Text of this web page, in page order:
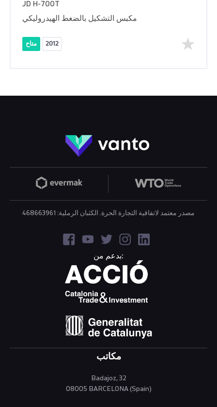
JD H-700T
مكبس التشكيل بالضغط الهيدروليكي
متاح 2012
مصدر معتمد لاتفاقية التجارة الحرة. الكثبان الرملية: 468663961
بدعم من:
مكاتب
Badajoz, 32
08005 BARCELONA (Spain)